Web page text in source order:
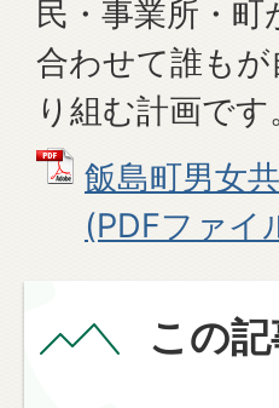
民・事業所・
合わせて誰も
り組む計画です
飯島町男女
(PDFファイ
この